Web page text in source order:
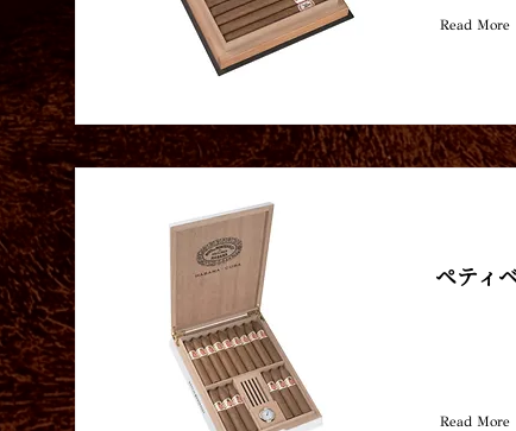
Read More
ペティ
Read More